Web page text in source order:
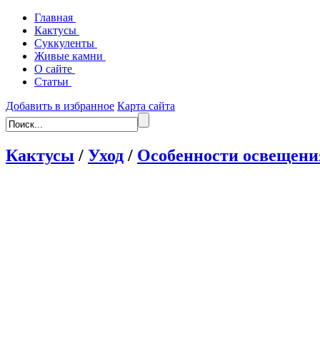
Главная
Кактусы
Суккуленты
Живые камни
О сайте
Статьи
Добавить в избранное Карта сайта
Кактусы / Уход / Особенности